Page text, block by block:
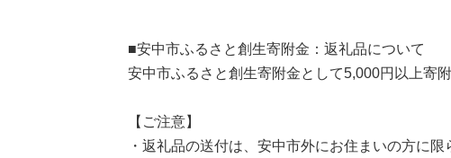
■安中市ふるさと創生寄附金：返礼品について
安中市ふるさと創生寄附金として5,000円以上寄
【ご注意】
・返礼品の送付は、安中市外にお住まいの方に限